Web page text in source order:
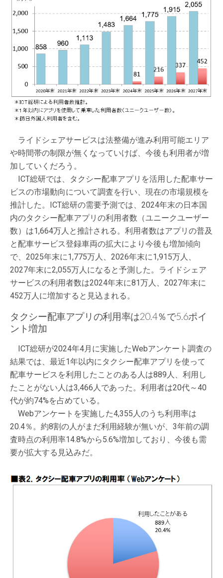
ライドシェアサービスは法整備が進み利用可能エリア
や時間帯の制限が無くなっていけば、今後も利用者が増
加していくだろう。
ICT総研では、タクシー配車アプリを活用した配車サー
ビスの市場動向について調査を行い、現在の市場規模を
推計した。ICT総研の需要予測では、2024年末の日本国
内のタクシー配車アプリの利用者数（ユニークユーザー
数）は1,664万人と推計される。利用者数はアプリの普及
と配車サービス登録車両の拡大により今後も増加傾向
で、2025年末に1,775万人、2026年末に1,915万人、
2027年末に2,055万人になると予測した。ライドシェア
サービスの利用者数は2024年末に81万人、2027年末に
452万人に増加すると見込まれる。
タクシー配車アプリの利用率は20.4％で5.6ポイ
ント増加
ICT総研が2024年4月に実施したWebアンケート調査の
結果では、最近1年以内にタクシー配車アプリを使って
配車サービスを利用したことのある人は889人、利用し
たことがない人は3,466人であった。利用者は20代～40
代が約74%を占めている。
Webアンケートを実施した4,355人のうち利用率は
20.4％。約8割の人がまだ利用経験が無いが、3年前の調
査時点の利用率14.8%から5.6%増加しており、今後も需
要が拡大する見込みだ。